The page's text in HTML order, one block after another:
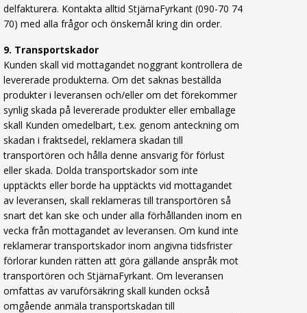
delfakturera. Kontakta alltid StjärnaFyrkant (090-70 74
70) med alla frågor och önskemål kring din order.
9. Transportskador
Kunden skall vid mottagandet noggrant kontrollera de
levererade produkterna. Om det saknas beställda
produkter i leveransen och/eller om det förekommer
synlig skada på levererade produkter eller emballage
skall Kunden omedelbart, t.ex. genom anteckning om
skadan i fraktsedel, reklamera skadan till
transportören och hålla denne ansvarig för förlust
eller skada. Dolda transportskador som inte
upptäckts eller borde ha upptäckts vid mottagandet
av leveransen, skall reklameras till transportören så
snart det kan ske och under alla förhållanden inom en
vecka från mottagandet av leveransen. Om kund inte
reklamerar transportskador inom angivna tidsfrister
förlorar kunden rätten att göra gällande anspråk mot
transportören och StjärnaFyrkant. Om leveransen
omfattas av varuförsäkring skall kunden också
omgående anmäla transportskadan till